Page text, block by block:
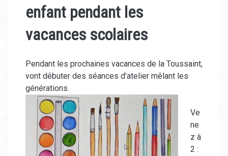
enfant pendant les
vacances scolaires
Pendant les prochaines vacances de la Toussaint,
vont débuter des séances d’atelier mêlant les
générations.
Ve
ne
z à
2 :